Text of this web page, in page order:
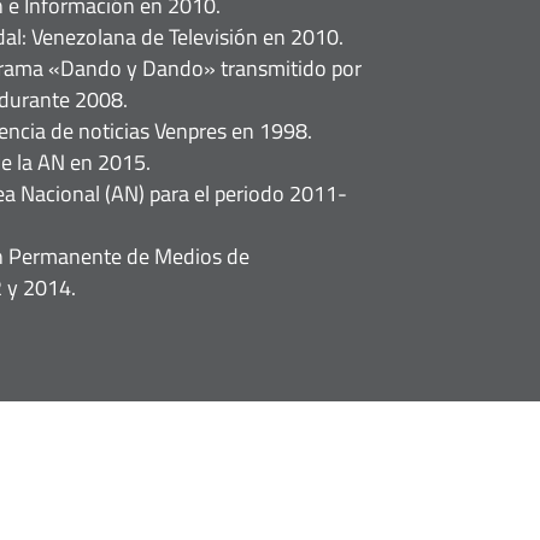
Venezolana de Televisión en 2010.
«Dando y Dando» transmitido por
2008.
de noticias Venpres en 1998.
la AN en 2015.
Nacional (AN) para el periodo 2011-
de Medios de
y 2014.